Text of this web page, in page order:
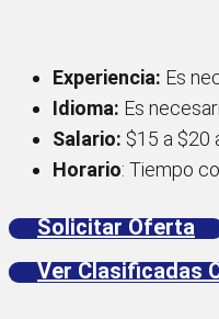
Experiencia: Es
Idioma: Es
Salario: $15 a $20
Horario: Tiempo
Solicitar Oferta
Ver Clasificadas